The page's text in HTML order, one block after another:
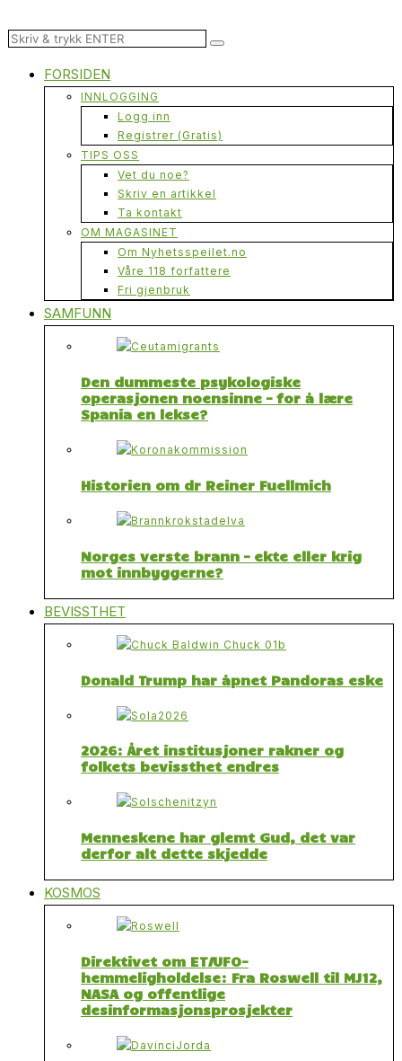
FORSIDEN
INNLOGGING
Logg inn
Registrer (Gratis)
TIPS OSS
Vet du noe?
Skriv en artikkel
Ta kontakt
OM MAGASINET
Om Nyhetsspeilet.no
Våre 118 forfattere
Fri gjenbruk
SAMFUNN
Den dummeste psykologiske
operasjonen noensinne – for å lære
Spania en lekse?
Historien om dr Reiner Fuellmich
Norges verste brann – ekte eller krig
mot innbyggerne?
BEVISSTHET
Donald Trump har åpnet Pandoras eske
2026: Året institusjoner rakner og
folkets bevissthet endres
Menneskene har glemt Gud, det var
derfor alt dette skjedde
KOSMOS
Direktivet om ET/UFO-
hemmeligholdelse: Fra Roswell til MJ12,
NASA og offentlige
desinformasjonsprosjekter